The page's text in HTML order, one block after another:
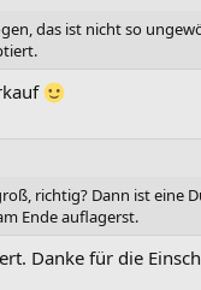
das ist nicht so
richtig? Dann ist eine
Ende auflagerst.
Danke für die